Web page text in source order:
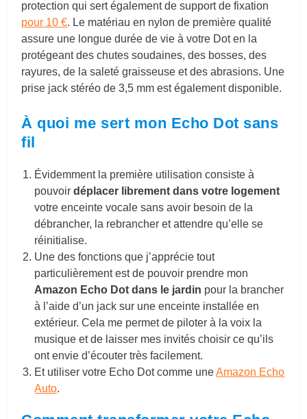
protection qui sert également de support de fixation
pour 10 €. Le matériau en nylon de première qualité
assure une longue durée de vie à votre Dot en la
protégeant des chutes soudaines, des bosses, des
rayures, de la saleté graisseuse et des abrasions. Une
prise jack stéréo de 3,5 mm est également disponible.
À quoi me sert mon Echo Dot sans
fil
Évidemment la première utilisation consiste à
pouvoirdéplacer librement dans votre logement
votre enceinte vocale sans avoir besoin de la
débrancher, la rebrancher et attendre qu’elle se
réinitialise.
Une des fonctions que j’apprécie tout
particulièrement est de pouvoir prendre mon
Amazon Echo Dot dans le jardin pour la brancher
à l’aide d’un jack sur une enceinte installée en
extérieur. Cela me permet de piloter à la voix la
musique et de laisser mes invités choisir ce qu’ils
ont envie d’écouter très facilement.
Et utiliser votre Echo Dot comme uneAmazon Echo
Auto.